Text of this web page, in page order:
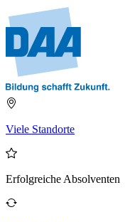
Viele Standorte
Erfolgreiche Absolventen